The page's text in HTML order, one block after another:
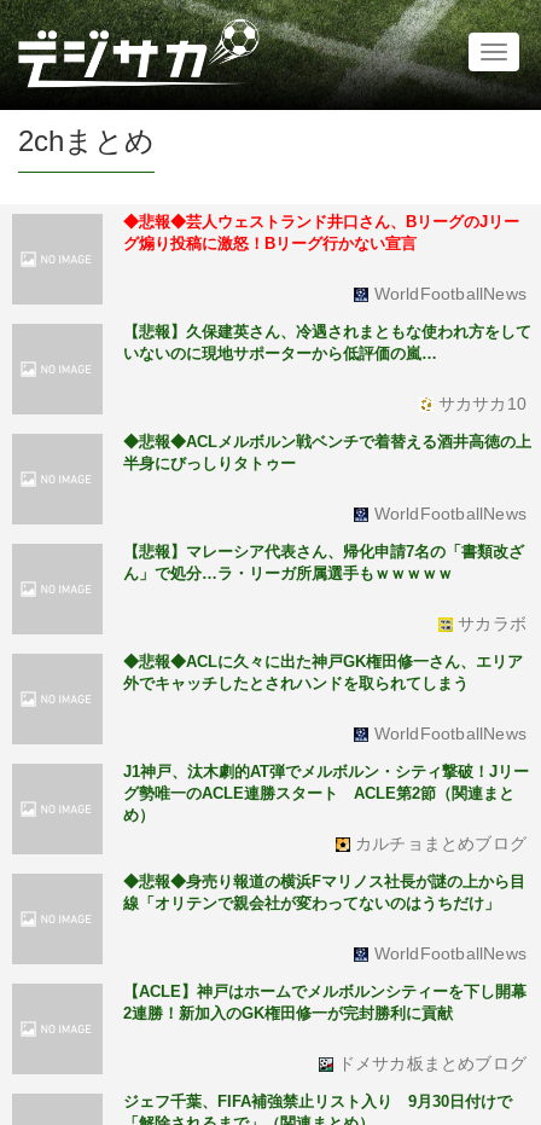
2chまとめ
◆悲報◆芸人ウェストランド井口さん、BリーグのJリー
グ煽り投稿に激怒！Bリーグ行かない宣言
WorldFootballNews
【悲報】久保建英さん、冷遇されまともな使われ方をして
いないのに現地サポーターから低評価の嵐…
サカサカ10
◆悲報◆ACLメルボルン戦ベンチで着替える酒井高徳の上
半身にびっしりタトゥー
WorldFootballNews
【悲報】マレーシア代表さん、帰化申請7名の「書類改ざ
ん」で処分…ラ・リーガ所属選手もｗｗｗｗｗ
サカラボ
◆悲報◆ACLに久々に出た神戸GK権田修一さん、エリア
外でキャッチしたとされハンドを取られてしまう
WorldFootballNews
J1神戸、汰木劇的AT弾でメルボルン・シティ撃破！Jリー
グ勢唯一のACLE連勝スタート ACLE第2節（関連まと
め）
カルチョまとめブログ
◆悲報◆身売り報道の横浜Fマリノス社長が謎の上から目
線「オリテンで親会社が変わってないのはうちだけ」
WorldFootballNews
【ACLE】神戸はホームでメルボルンシティーを下し開幕
2連勝！新加入のGK権田修一が完封勝利に貢献
ドメサカ板まとめブログ
ジェフ千葉、FIFA補強禁止リスト入り 9月30日付けで